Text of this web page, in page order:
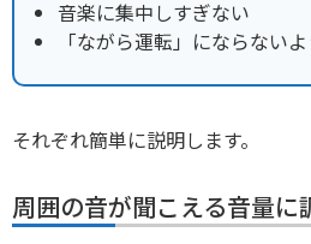
音楽に集中しすぎない
「ながら運転」にならない
それぞれ簡単に説明します。
周囲の音が聞こえる音量に